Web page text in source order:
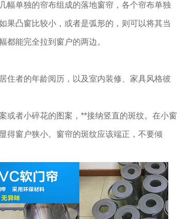
幅单独的帘布组成的落地窗帘，各个帘布单独
果凸窗比较小，或者是弧形的，则可以将其当
都能完全拉到窗户的两边。
住者的年龄阅历，以及室内装修、家具风格彼
或者小碎花的图案，**接纳竖直的斑纹。在小窗
得窗户狭小。窗帘的斑纹应该端正，不要倾